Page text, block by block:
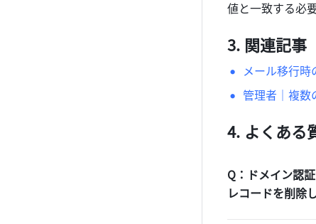
値と一致する必
関連記事
メール移行
管理者｜複数
よくある
Q：ドメイン認
レコードを削除